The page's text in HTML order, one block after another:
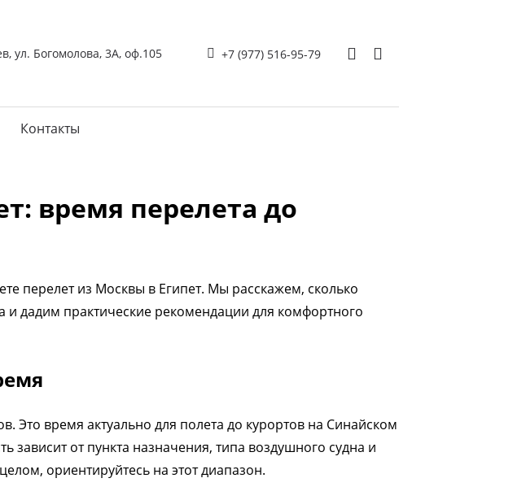
ул. Богомолова, 3А, оф.105 +7 (977) 516-95-79
Контакты
время перелета до
перелет из Москвы в Египет. Мы расскажем, сколько
и дадим практические рекомендации для комфортного
Это время актуально для полета до курортов на Синайском
от пункта назначения, типа воздушного судна и
ориентируйтесь на этот диапазон.